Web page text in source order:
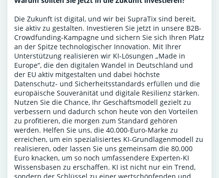
Die Zukunft ist digital, und wir bei SupraTix sind bereit,
sie aktiv zu gestalten. Investieren Sie jetzt in unsere B2B-
Crowdfunding-Kampagne und sichern Sie sich Ihren Platz
an der Spitze technologischer Innovation. Mit Ihrer
Unterstützung realisieren wir KI-Lösungen „Made in
Europe“, die den digitalen Wandel in Deutschland und
der EU aktiv mitgestalten und dabei höchste
Datenschutz- und Sicherheitsstandards erfüllen und die
europäische Souveränität und digitale Resilienz stärken.
Nutzen Sie die Chance, Ihr Geschäftsmodell gezielt zu
verbessern und dadurch schon heute von den Vorteilen
zu profitieren, die morgen zum Standard gehören
werden. Helfen Sie uns, die 40.000-Euro-Marke zu
erreichen, um ein spezialisiertes KI-Grundlagenmodell zu
realisieren, oder lassen Sie uns gemeinsam die 80.000
Euro knacken, um so noch umfassendere Experten-KI
Wissensbasen zu erschaffen. KI ist nicht nur ein Trend,